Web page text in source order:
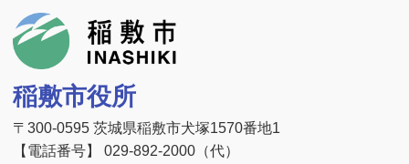
稲敷市役所
〒300-0595 茨城県稲敷市犬塚1570番地1
【電話番号】 029-892-2000（代）